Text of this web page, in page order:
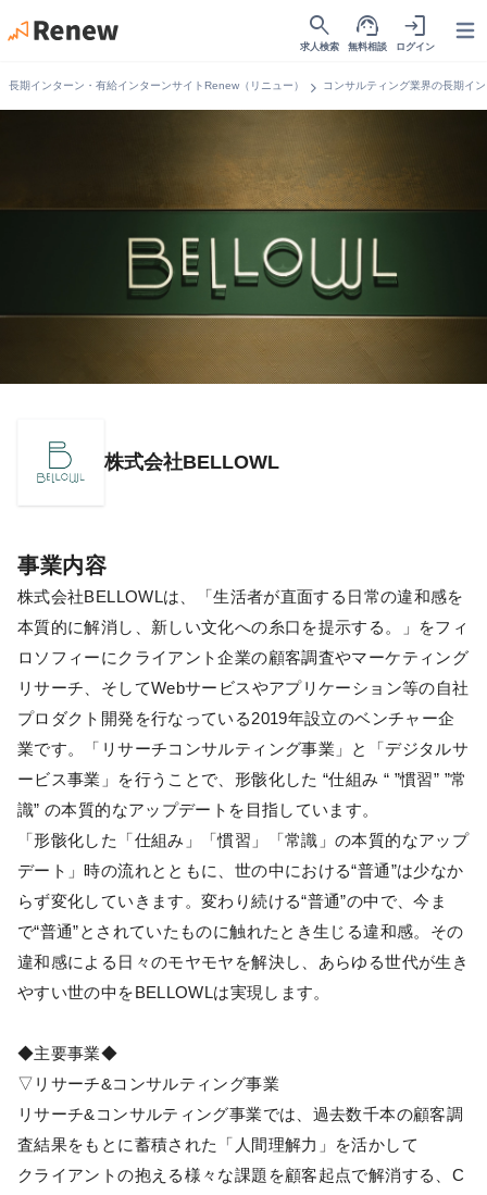
search
求人検索
support_agent
無料相談
login
ログイン
長期インターン・有給インターンサイトRenew（リニュー） chevron_right コンサルティング業界の長期イ
株式会社BELLOWL
事業内容
株式会社BELLOWLは、「生活者が直面する日常の違和感を
本質的に解消し、新しい文化への糸口を提示する。」をフィ
ロソフィーにクライアント企業の顧客調査やマーケティング
リサーチ、そしてWebサービスやアプリケーション等の自社
プロダクト開発を行なっている2019年設立のベンチャー企
業です。「リサーチコンサルティング事業」と「デジタルサ
ービス事業」を行うことで、形骸化した “仕組み “ ”慣習” ”常
識” の本質的なアップデートを目指しています。
「形骸化した「仕組み」「慣習」「常識」の本質的なアップ
デート」時の流れとともに、世の中における“普通”は少なか
らず変化していきます。変わり続ける“普通”の中で、今ま
で“普通”とされていたものに触れたとき生じる違和感。その
違和感による日々のモヤモヤを解決し、あらゆる世代が生き
やすい世の中をBELLOWLは実現します。
◆主要事業◆
▽リサーチ&コンサルティング事業
リサーチ&コンサルティング事業では、過去数千本の顧客調
査結果をもとに蓄積された「人間理解力」を活かして
クライアントの抱える様々な課題を顧客起点で解消する、C